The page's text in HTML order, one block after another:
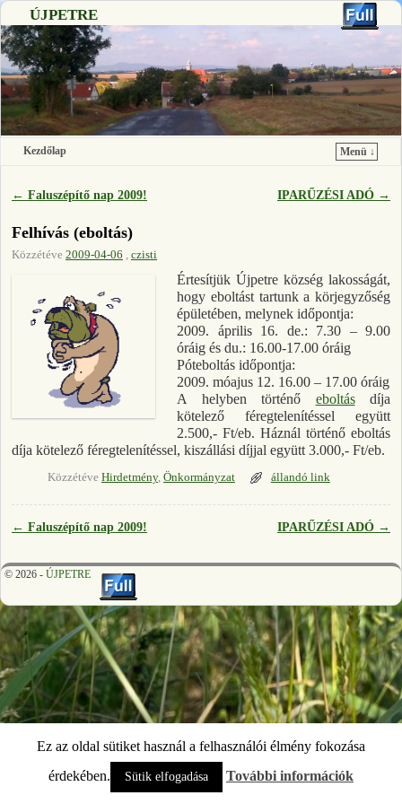
ÚJPETRE
Kezdőlap
Menü ↓
Bejegyzés navigáció
← Faluszépítő nap 2009! IPARŰZÉSI ADÓ →
Felhívás (eboltás)
Közzétéve 2009-04-06 , czisti
Értesítjük Újpetre község lakosságát,
hogy eboltást tartunk a körjegyzőség
épületében, melynek időpontja:
2009. április 16. de.: 7.30 – 9.00
óráig és du.: 16.00-17.00 óráig
Póteboltás időpontja:
2009. móajus 12. 16.00 – 17.00 óráig
A helyben történő eboltásdíja
kötelező féregtelenítéssel együtt
2.500,- Ft/eb. Háznál történő eboltás
díja kötelező féregtelenítéssel, kiszállási díjjal együtt 3.000,- Ft/eb.
Közzétéve Hirdetmény, Önkormányzat állandó link
Bejegyzés navigáció
← Faluszépítő nap 2009! IPARŰZÉSI ADÓ →
© 2026 - ÚJPETRE
Ez az oldal sütiket használ a felhasználói élmény fokozása
érdekében.
Sütik elfogadása További információk